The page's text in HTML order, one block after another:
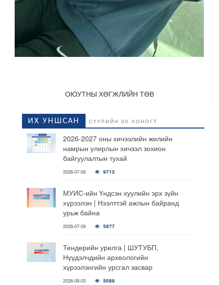
ОЮУТНЫ ХӨГЖЛИЙН ТӨВ
ИХ УНШСАН СҮҮЛИЙН 30 ХОНОГТ
2026-2027 оны хичээлийн жилийн
намрын улирлын хичээл зохион
байгуулалтын тухай
2026-07-09 9712
МУИС-ийн Үндсэн хуулийн эрх зүйн
хүрээлэн | Нээлттэй ажлын байранд
урьж байна
2026-07-09 5877
Тендерийн урилга | ШУТУБП,
Нүүдэлчдийн археологийн
хүрээлэнгийн урсгал засвар
2026-08-03 5088